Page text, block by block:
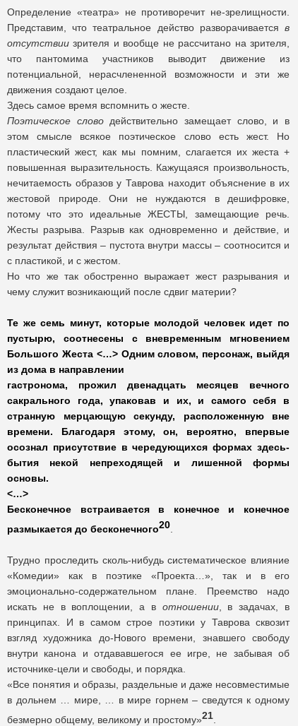
Определение «театра» не противоречит не-зрелищности.
Представим, что театральное действо разворачивается в
отсутствии зрителя и вообще не рассчитано на зрителя,
что пантомима участников выводит движение из
потенциальной, нерасчлененной возможности и эти же
движения создают целое.
Здесь самое время вспомнить о жесте.
Поэтическое словодействительно замещает слово, и в
этом смысле всякое поэтическое слово есть жест. Но
пластический жест, как мы помним, слагается их жеста +
повышенная выразительность. Кажущаяся произвольность,
нечитаемость образов у Таврова находит объяснение в их
жестовой природе. Они не нуждаются в дешифровке,
потому что это идеальные ЖЕСТЫ, замещающие речь.
Жесты разрыва. Разрыв как одновременно и действие, и
результат действия – пустота внутри массы – соотносится и
с пластикой, и с жестом.
Но что же так обостренно выражает жест разрывания и
чему служит возникающий после сдвиг материи?
Те же семь минут, которые молодой человек идет по
пустырю, соотнесены с вневременным мгновением
Большого Жеста <…> Одним словом, персонаж, выйдя
из дома в направлении
гастронома, прожил двенадцать месяцев вечного
сакрального года, упаковав и их, и самого себя в
странную мерцающую секунду, расположенную вне
времени. Благодаря этому, он, вероятно, впервые
осознал присутствие в чередующихся формах здесь-
бытия некой непреходящей и лишенной формы
основы.
<…>
Бесконечное встраивается в конечное и конечное
размыкается до бесконечного20
Трудно проследить сколь-нибудь систематическое влияние
«Комедии» как в поэтике «Проекта…», так и в его
эмоционально-содержательном плане. Преемство надо
искать не в воплощении, а в отношении, в задачах, в
принципах. И в самом строе поэтики у Таврова сквозит
взгляд художника до-Нового времени, знавшего свободу
внутри канона и отдававшегося ее игре, не забывая об
источнике-цели и свободы, и порядка.
«Все понятия и образы, раздельные и даже несовместимые
в дольнем … мире, … в мире горнем – сведутся к одному
безмерно общему, великому и простому»21